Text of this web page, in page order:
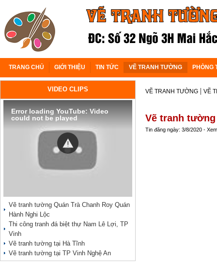
TRANG CHỦ GIỚI THIỆU TIN TỨC VẼ TRANH TƯỜNG PHÒNG
VIDEO CLIPS
Error loading YouTube: Video
could not be played
Vẽ tranh tường Quán Trà Chanh Roy Quán
Hành Nghi Lộc
Thi công tranh đá biệt thự Nam Lê Lợi, TP
Vinh
Vẽ tranh tường tại Hà Tĩnh
Vẽ tranh tường tại TP Vinh Nghệ An
VẼ TRANH TƯỜNG | VẼ
Vẽ tranh
Tin đăng ngày: 3/8/2020 -